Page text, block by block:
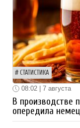
СТАТИСТИКА
08:02 | 7 августа
В производстве
опередила